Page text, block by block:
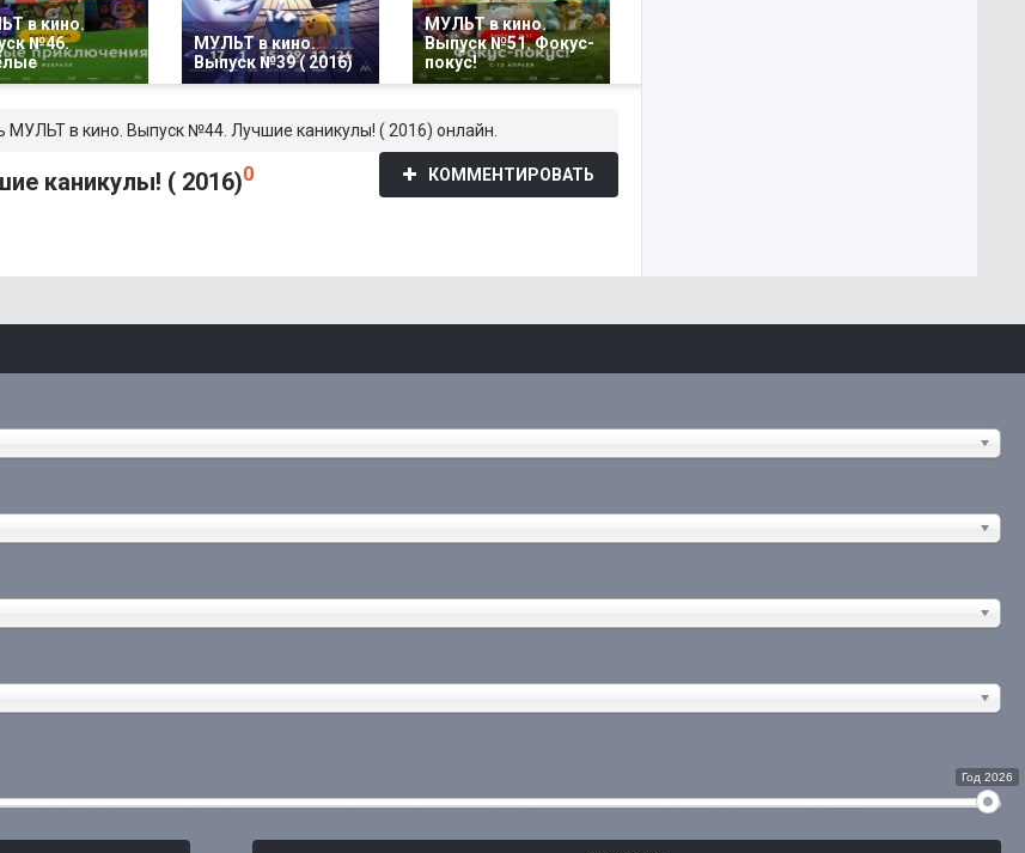
в кино.
№46.
МУЛЬТ в кино.
Выпуск №39 ( 2016)
МУЛЬТ в кино.
Выпуск №51. Фокус-
покус!
МУЛЬТ в кино. Выпуск №44. Лучшие каникулы! ( 2016) онлайн.
каникулы! ( 2016)0 КОММЕНТИРОВАТЬ
Год 2026